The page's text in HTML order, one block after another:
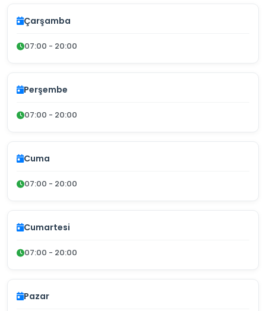
Çarşamba
07:00 - 20:00
Perşembe
07:00 - 20:00
Cuma
07:00 - 20:00
Cumartesi
07:00 - 20:00
Pazar